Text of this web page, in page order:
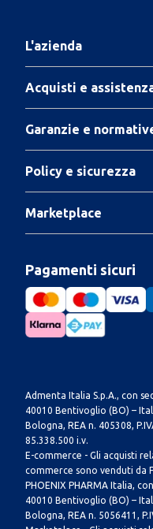
L'azienda
Acquisti e
Garanzie e
Policy e sicurezza
Marketplace
Pagamenti sicuri
Admenta Italia S.p.A., con
40010 Bentivoglio (BO) –
Bologna, REA n. 405308,
85.338.500 i.v.
E-commerce - Gli acquisti
commerce sono venduti da
PHOENIX PHARMA Italia,
40010 Bentivoglio (BO) –
Bologna, REA n. 5056411,